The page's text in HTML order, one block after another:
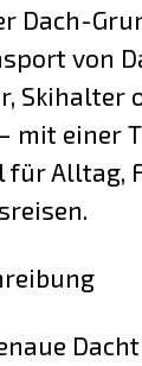
Dach-
von
Skihalter
mit einer
für Alltag,